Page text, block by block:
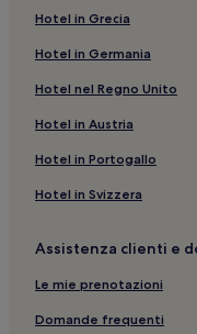
nelle vicinanze
Terme Segestane:
Alcamo Marina: Hotel
Stazione di
Partinico: hotel
Stazione di
Tempio greco di
Buseto Palizzolo:
Hotel in Grecia
Hotel in Germania
Hotel nel Regno Unito
Hotel in Austria
Hotel in Portogallo
Hotel in Svizzera
Assistenza clienti e
Le mie prenotazioni
Domande frequenti